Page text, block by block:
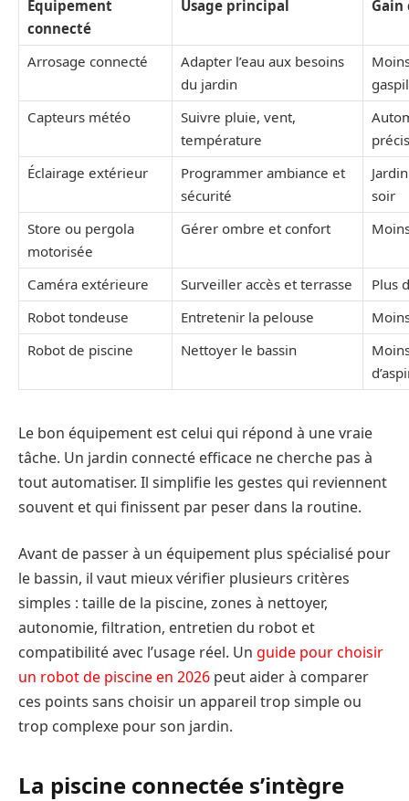
Équipement
connecté
Usage principal
Arrosage connecté
Adapter l’eau aux besoins
du jardin
Capteurs météo
Suivre pluie, vent,
température
Éclairage extérieur
Programmer ambiance et
sécurité
soir
Store ou pergola
motorisée
Gérer ombre et confort
Caméra extérieure Surveiller accès et terrasse
Plus
Robot tondeuse
Entretenir la pelouse
Robot de piscine
Nettoyer le bassin
Le bon équipement est celui qui répond à une vraie
tâche. Un jardin connecté efficace ne cherche pas à
tout automatiser. Il simplifie les gestes qui reviennent
souvent et qui finissent par peser dans la routine.
Avant de passer à un équipement plus spécialisé pour
le bassin, il vaut mieux vérifier plusieurs critères
simples : taille de la piscine, zones à nettoyer,
autonomie, filtration, entretien du robot et
compatibilité avec l’usage réel. Un guide pour choisir
un robot de piscine en 2026 peut aider à comparer
ces points sans choisir un appareil trop simple ou
trop complexe pour son jardin.
La piscine connectée s’intègre